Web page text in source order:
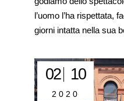
l’uomo l’ha rispettata,
giorni intatta nella sua
02 10
2020